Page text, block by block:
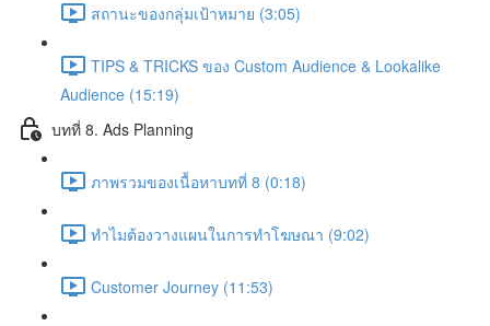
สถานะของกลุ่มเป้าหมาย (3:05)
TIPS & TRICKS ของ Custom Audience & Lookalike
Audience (15:19)
บทที่ 8. Ads Planning
ภาพรวมของเนื้อหาบทที่ 8 (0:18)
ทำไมต้องวางแผนในการทำโฆษณา (9:02)
Customer Journey (11:53)